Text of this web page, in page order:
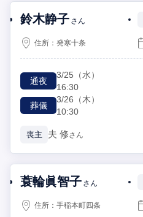
鈴木静子 さん
住所：発寒十条
通夜
3/25 （水）
16:30
葬儀
3/26 （木）
10:30
喪主 夫 修さん
蓑輪眞智子 さん
住所：手稲本町四条